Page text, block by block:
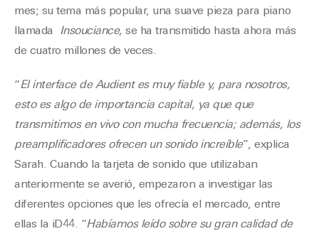
mes; su tema más popular, una suave pieza para piano
llamada Insouciance, se ha transmitido hasta ahora más
de cuatro millones de veces.
“El interface de Audient es muy fiable y, para nosotros,
esto es algo de importancia capital, ya que que
transmitimos en vivo con mucha frecuencia; además, los
preamplificadores ofrecen un sonido increíble”, explica
Sarah. Cuando la tarjeta de sonido que utilizaban
anteriormente se averió, empezaron a investigar las
diferentes opciones que les ofrecía el mercado, entre
ellas la iD44. “Habíamos leído sobre su gran calidad de